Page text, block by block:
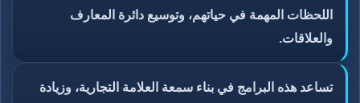
اللحظات المهمة في حياتهم، وتوسيع دائرة المعارف
والعلاقات.
تساعد هذه البرامج في بناء سمعة العلامة التجارية، وزيادة